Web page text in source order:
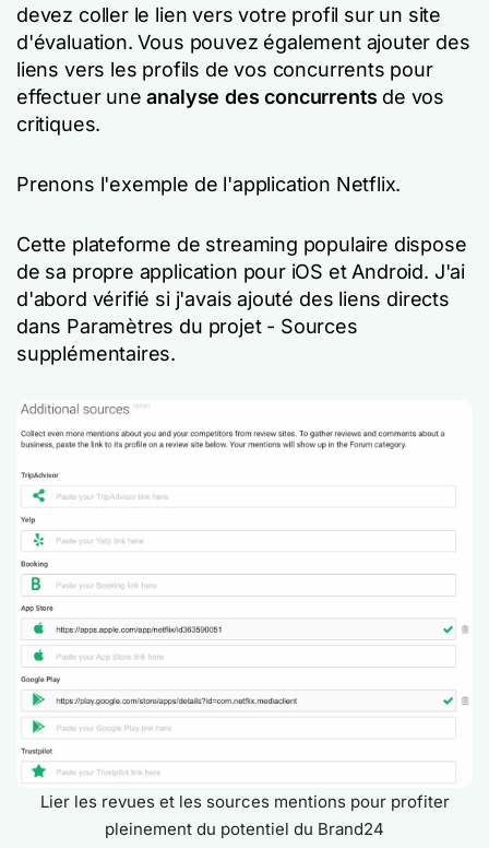
devez coller le lien vers votre profil sur un site
d'évaluation. Vous pouvez également ajouter des
liens vers les profils de vos concurrents pour
effectuer uneanalyse des concurrents de vos
critiques.
Prenons l'exemple de l'application Netflix.
Cette plateforme de streaming populaire dispose
de sa propre application pour iOS et Android. J'ai
d'abord vérifié si j'avais ajouté des liens directs
dans Paramètres du projet - Sources
supplémentaires.
Lier les revues et les sources mentions pour profiter
pleinement du potentiel du Brand24